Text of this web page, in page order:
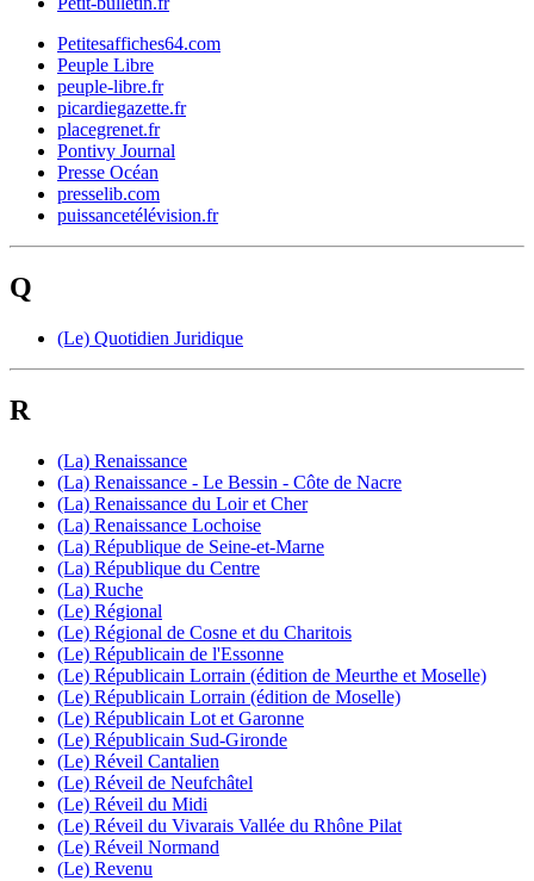
Petitesaffiches64.com
Peuple Libre
peuple-libre.fr
picardiegazette.fr
placegrenet.fr
Pontivy Journal
Presse Océan
presselib.com
puissancetélévision.fr
Q
(Le) Quotidien Juridique
R
(La) Renaissance
(La) Renaissance - Le Bessin - Côte de Nacre
(La) Renaissance du Loir et Cher
(La) Renaissance Lochoise
(La) République de Seine-et-Marne
(La) République du Centre
(La) Ruche
(Le) Régional
(Le) Régional de Cosne et du Charitois
(Le) Républicain de l'Essonne
(Le) Républicain Lorrain (édition de Meurthe et Moselle)
(Le) Républicain Lorrain (édition de Moselle)
(Le) Républicain Lot et Garonne
(Le) Républicain Sud-Gironde
(Le) Réveil Cantalien
(Le) Réveil de Neufchâtel
(Le) Réveil du Midi
(Le) Réveil du Vivarais Vallée du Rhône Pilat
(Le) Réveil Normand
(Le) Revenu